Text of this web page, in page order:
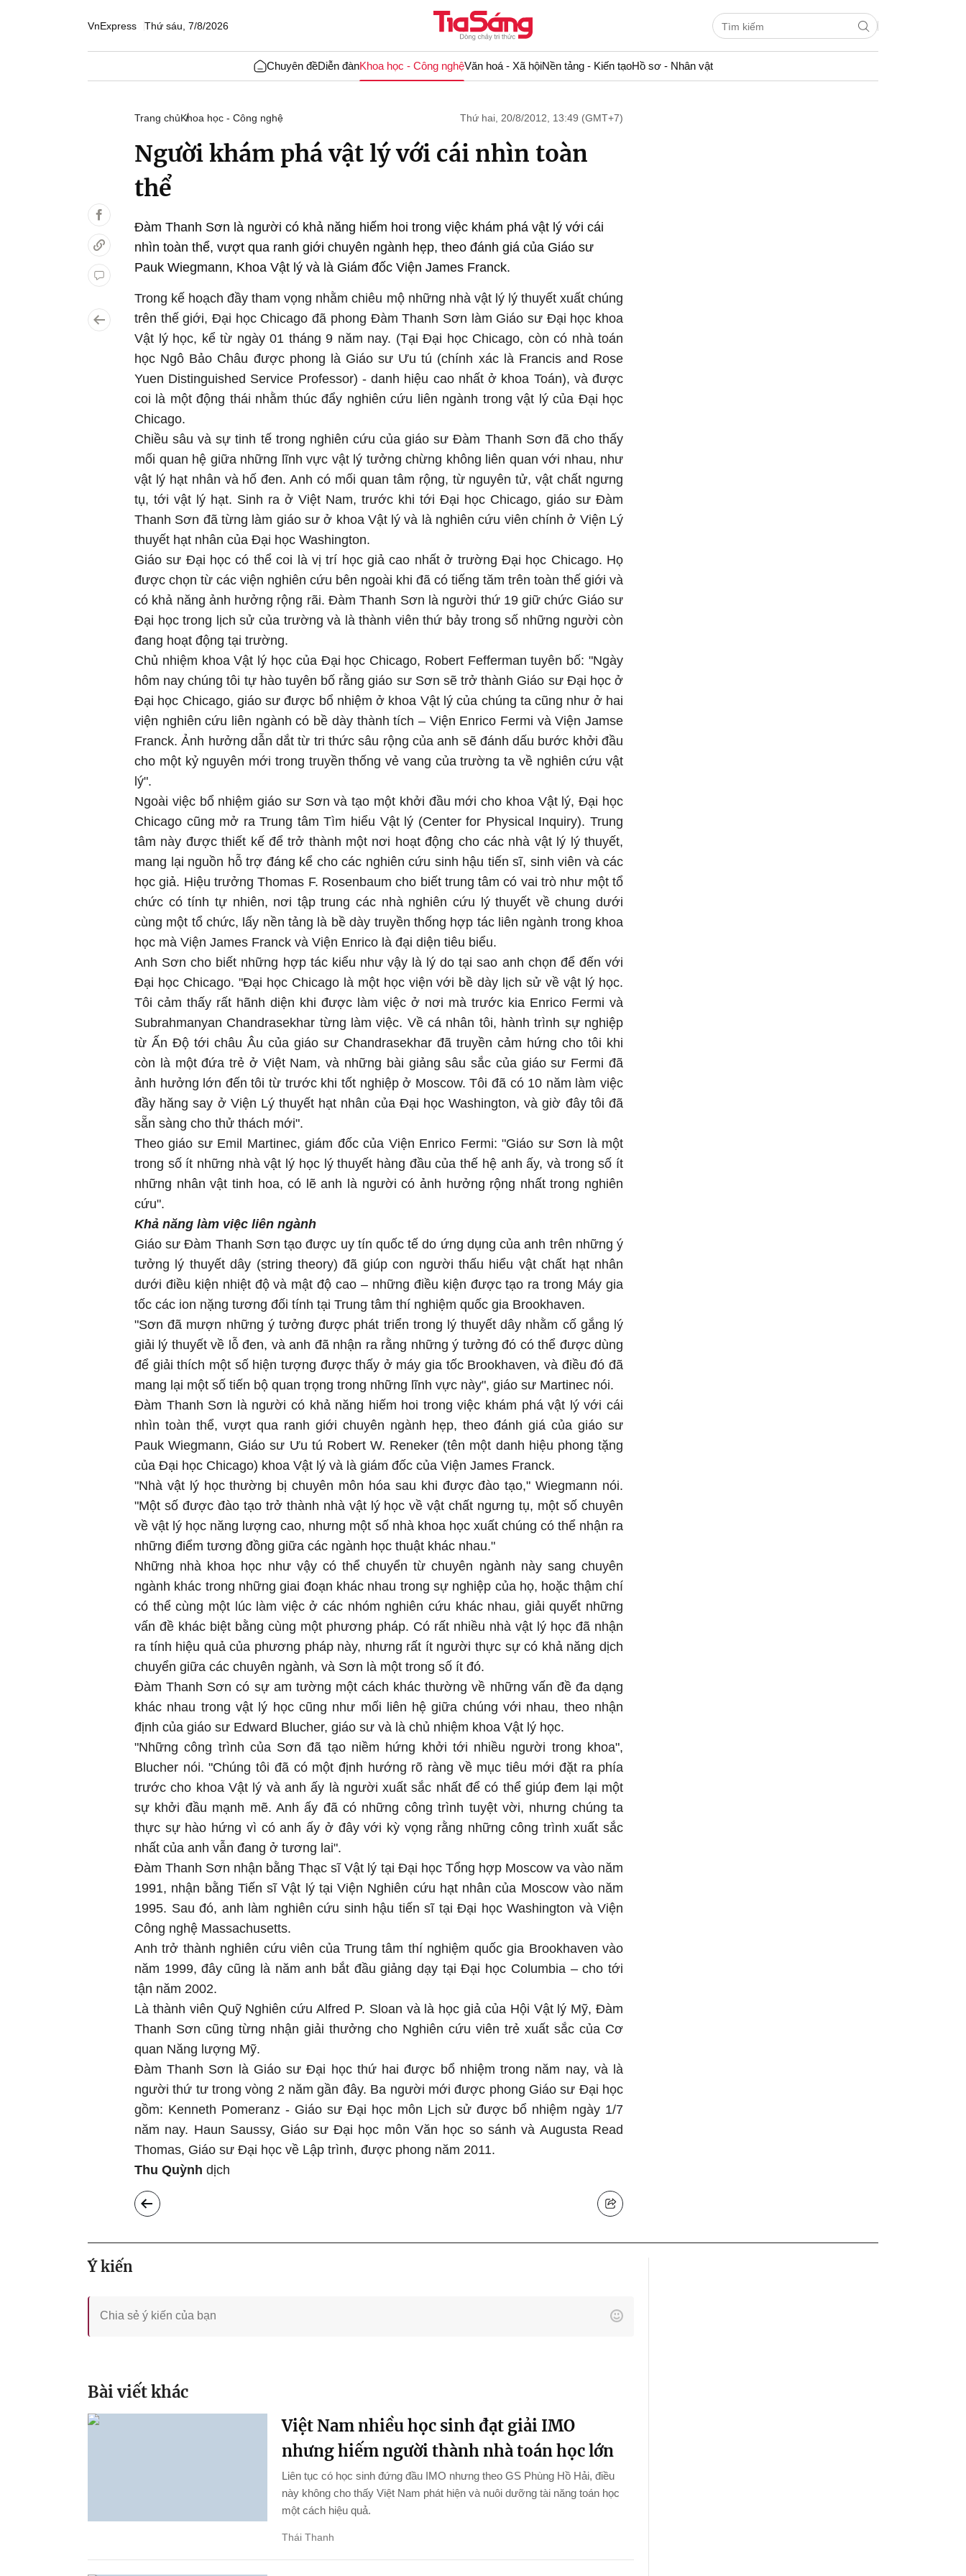
VnExpress Thứ sáu, 7/8/2026
Chuyên đềDiễn đànKhoa học - Công nghệVăn hoá - Xã hộiNền tảng - Kiến tạoHồ sơ - Nhân vật
Trang chủKhoa học - Công nghệ Thứ hai, 20/8/2012, 13:49 (GMT+7)
Người khám phá vật lý với cái nhìn toàn
thể
Đàm Thanh Sơn là người có khả năng hiếm hoi trong việc khám phá vật lý với cái
nhìn toàn thể, vượt qua ranh giới chuyên ngành hẹp, theo đánh giá của Giáo sư
Pauk Wiegmann, Khoa Vật lý và là Giám đốc Viện James Franck.
Trong kế hoạch đầy tham vọng nhằm chiêu mộ những nhà vật lý lý thuyết xuất chúng
trên thế giới, Đại học Chicago đã phong Đàm Thanh Sơn làm Giáo sư Đại học khoa
Vật lý học, kể từ ngày 01 tháng 9 năm nay. (Tại Đại học Chicago, còn có nhà toán
học Ngô Bảo Châu được phong là Giáo sư Ưu tú (chính xác là Francis and Rose
Yuen Distinguished Service Professor) - danh hiệu cao nhất ở khoa Toán), và được
coi là một động thái nhằm thúc đẩy nghiên cứu liên ngành trong vật lý của Đại học
Chicago.
Chiều sâu và sự tinh tế trong nghiên cứu của giáo sư Đàm Thanh Sơn đã cho thấy
mối quan hệ giữa những lĩnh vực vật lý tưởng chừng không liên quan với nhau, như
vật lý hạt nhân và hố đen. Anh có mối quan tâm rộng, từ nguyên tử, vật chất ngưng
tụ, tới vật lý hạt. Sinh ra ở Việt Nam, trước khi tới Đại học Chicago, giáo sư Đàm
Thanh Sơn đã từng làm giáo sư ở khoa Vật lý và là nghiên cứu viên chính ở Viện Lý
thuyết hạt nhân của Đại học Washington.
Giáo sư Đại học có thể coi là vị trí học giả cao nhất ở trường Đại học Chicago. Họ
được chọn từ các viện nghiên cứu bên ngoài khi đã có tiếng tăm trên toàn thế giới và
có khả năng ảnh hưởng rộng rãi. Đàm Thanh Sơn là người thứ 19 giữ chức Giáo sư
Đại học trong lịch sử của trường và là thành viên thứ bảy trong số những người còn
đang hoạt động tại trường.
Chủ nhiệm khoa Vật lý học của Đại học Chicago, Robert Fefferman tuyên bố: "Ngày
hôm nay chúng tôi tự hào tuyên bố rằng giáo sư Sơn sẽ trở thành Giáo sư Đại học ở
Đại học Chicago, giáo sư được bổ nhiệm ở khoa Vật lý của chúng ta cũng như ở hai
viện nghiên cứu liên ngành có bề dày thành tích – Viện Enrico Fermi và Viện Jamse
Franck. Ảnh hưởng dẫn dắt từ tri thức sâu rộng của anh sẽ đánh dấu bước khởi đầu
cho một kỷ nguyên mới trong truyền thống vẻ vang của trường ta về nghiên cứu vật
lý".
Ngoài việc bổ nhiệm giáo sư Sơn và tạo một khởi đầu mới cho khoa Vật lý, Đại học
Chicago cũng mở ra Trung tâm Tìm hiểu Vật lý (Center for Physical Inquiry). Trung
tâm này được thiết kế để trở thành một nơi hoạt động cho các nhà vật lý lý thuyết,
mang lại nguồn hỗ trợ đáng kể cho các nghiên cứu sinh hậu tiến sĩ, sinh viên và các
học giả. Hiệu trưởng Thomas F. Rosenbaum cho biết trung tâm có vai trò như một tổ
chức có tính tự nhiên, nơi tập trung các nhà nghiên cứu lý thuyết về chung dưới
cùng một tổ chức, lấy nền tảng là bề dày truyền thống hợp tác liên ngành trong khoa
học mà Viện James Franck và Viện Enrico là đại diện tiêu biểu.
Anh Sơn cho biết những hợp tác kiểu như vậy là lý do tại sao anh chọn để đến với
Đại học Chicago. "Đại học Chicago là một học viện với bề dày lịch sử về vật lý học.
Tôi cảm thấy rất hãnh diện khi được làm việc ở nơi mà trước kia Enrico Fermi và
Subrahmanyan Chandrasekhar từng làm việc. Về cá nhân tôi, hành trình sự nghiệp
từ Ấn Độ tới châu Âu của giáo sư Chandrasekhar đã truyền cảm hứng cho tôi khi
còn là một đứa trẻ ở Việt Nam, và những bài giảng sâu sắc của giáo sư Fermi đã
ảnh hưởng lớn đến tôi từ trước khi tốt nghiệp ở Moscow. Tôi đã có 10 năm làm việc
đầy hăng say ở Viện Lý thuyết hạt nhân của Đại học Washington, và giờ đây tôi đã
sẵn sàng cho thử thách mới".
Theo giáo sư Emil Martinec, giám đốc của Viện Enrico Fermi: "Giáo sư Sơn là một
trong số ít những nhà vật lý học lý thuyết hàng đầu của thế hệ anh ấy, và trong số ít
những nhân vật tinh hoa, có lẽ anh là người có ảnh hưởng rộng nhất trong nghiên
cứu".
Khả năng làm việc liên ngành
Giáo sư Đàm Thanh Sơn tạo được uy tín quốc tế do ứng dụng của anh trên những ý
tưởng lý thuyết dây (string theory) đã giúp con người thấu hiểu vật chất hạt nhân
dưới điều kiện nhiệt độ và mật độ cao – những điều kiện được tạo ra trong Máy gia
tốc các ion nặng tương đối tính tại Trung tâm thí nghiệm quốc gia Brookhaven.
"Sơn đã mượn những ý tưởng được phát triển trong lý thuyết dây nhằm cố gắng lý
giải lý thuyết về lỗ đen, và anh đã nhận ra rằng những ý tưởng đó có thể được dùng
để giải thích một số hiện tượng được thấy ở máy gia tốc Brookhaven, và điều đó đã
mang lại một số tiến bộ quan trọng trong những lĩnh vực này", giáo sư Martinec nói.
Đàm Thanh Sơn là người có khả năng hiếm hoi trong việc khám phá vật lý với cái
nhìn toàn thể, vượt qua ranh giới chuyên ngành hẹp, theo đánh giá của giáo sư
Pauk Wiegmann, Giáo sư Ưu tú Robert W. Reneker (tên một danh hiệu phong tặng
của Đại học Chicago) khoa Vật lý và là giám đốc của Viện James Franck.
"Nhà vật lý học thường bị chuyên môn hóa sau khi được đào tạo," Wiegmann nói.
"Một số được đào tạo trở thành nhà vật lý học về vật chất ngưng tụ, một số chuyên
về vật lý học năng lượng cao, nhưng một số nhà khoa học xuất chúng có thể nhận ra
những điểm tương đồng giữa các ngành học thuật khác nhau."
Những nhà khoa học như vậy có thể chuyển từ chuyên ngành này sang chuyên
ngành khác trong những giai đoạn khác nhau trong sự nghiệp của họ, hoặc thậm chí
có thể cùng một lúc làm việc ở các nhóm nghiên cứu khác nhau, giải quyết những
vấn đề khác biệt bằng cùng một phương pháp. Có rất nhiều nhà vật lý học đã nhận
ra tính hiệu quả của phương pháp này, nhưng rất ít người thực sự có khả năng dịch
chuyển giữa các chuyên ngành, và Sơn là một trong số ít đó.
Đàm Thanh Sơn có sự am tường một cách khác thường về những vấn đề đa dạng
khác nhau trong vật lý học cũng như mối liên hệ giữa chúng với nhau, theo nhận
định của giáo sư Edward Blucher, giáo sư và là chủ nhiệm khoa Vật lý học.
"Những công trình của Sơn đã tạo niềm hứng khởi tới nhiều người trong khoa",
Blucher nói. "Chúng tôi đã có một định hướng rõ ràng về mục tiêu mới đặt ra phía
trước cho khoa Vật lý và anh ấy là người xuất sắc nhất để có thể giúp đem lại một
sự khởi đầu mạnh mẽ. Anh ấy đã có những công trình tuyệt vời, nhưng chúng ta
thực sự hào hứng vì có anh ấy ở đây với kỳ vọng rằng những công trình xuất sắc
nhất của anh vẫn đang ở tương lai".
Đàm Thanh Sơn nhận bằng Thạc sĩ Vật lý tại Đại học Tổng hợp Moscow va vào năm
1991, nhận bằng Tiến sĩ Vật lý tại Viện Nghiên cứu hạt nhân của Moscow vào năm
1995. Sau đó, anh làm nghiên cứu sinh hậu tiến sĩ tại Đại học Washington và Viện
Công nghệ Massachusetts.
Anh trở thành nghiên cứu viên của Trung tâm thí nghiệm quốc gia Brookhaven vào
năm 1999, đây cũng là năm anh bắt đầu giảng dạy tại Đại học Columbia – cho tới
tận năm 2002.
Là thành viên Quỹ Nghiên cứu Alfred P. Sloan và là học giả của Hội Vật lý Mỹ, Đàm
Thanh Sơn cũng từng nhận giải thưởng cho Nghiên cứu viên trẻ xuất sắc của Cơ
quan Năng lượng Mỹ.
Đàm Thanh Sơn là Giáo sư Đại học thứ hai được bổ nhiệm trong năm nay, và là
người thứ tư trong vòng 2 năm gần đây. Ba người mới được phong Giáo sư Đại học
gồm: Kenneth Pomeranz - Giáo sư Đại học môn Lịch sử được bổ nhiệm ngày 1/7
năm nay. Haun Saussy, Giáo sư Đại học môn Văn học so sánh và Augusta Read
Thomas, Giáo sư Đại học về Lập trình, được phong năm 2011.
Thu Quỳnh dịch
Ý kiến
Bài viết khác
Việt Nam nhiều học sinh đạt giải IMO
nhưng hiếm người thành nhà toán học lớn
Liên tục có học sinh đứng đầu IMO nhưng theo GS Phùng Hồ Hải, điều
này không cho thấy Việt Nam phát hiện và nuôi dưỡng tài năng toán học
một cách hiệu quả.
Thái Thanh